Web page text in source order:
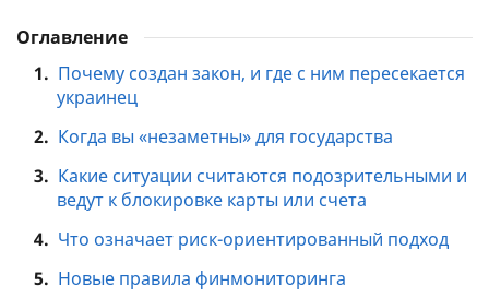
Оглавление
1. Почему создан закон, и где с ним пересекается
украинец
2. Когда вы «незаметны» для государства
3. Какие ситуации считаются подозрительными и
ведут к блокировке карты или счета
4. Что означает риск-ориентированный подход
5. Новые правила финмониторинга